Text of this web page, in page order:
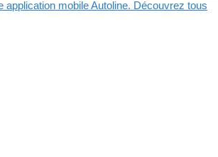
application mobile Autoline. Découvrez tous